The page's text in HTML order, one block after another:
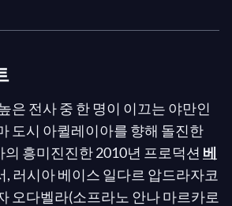
은 전사 중 한 명이 이끄는 야만인
도시 아퀼레이아를 향해 돌진한
흥미진진한 2010년 프로덕션 베
, 러시아 베이스 일다르 압드라자코
오다벨라(소프라노 안나 마르카로